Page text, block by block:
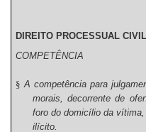
DIREITO PROCESSUAL CIVIL
COMPETÊNCIA
§ A competência para
morais, decorrente de
foro do domicílio da
ilícito.